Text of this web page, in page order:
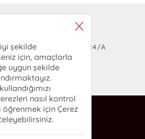
Kitabevi
Lara Sineması Girişi No:4/A
ra@rakitap.com
0(462) 326 49 71
şekilde
için, amaçlarla
uygun şekilde
nasıl kontrol
için Çerez